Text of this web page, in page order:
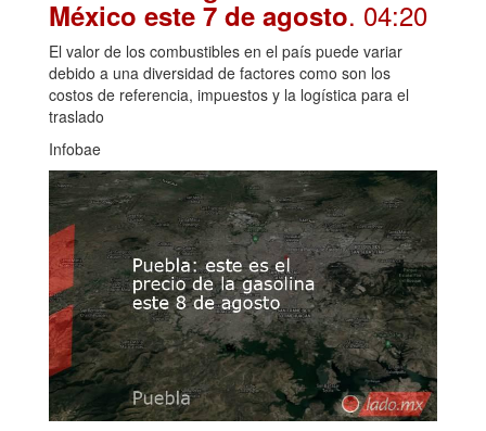
México este 7 de agosto. 04:20
El valor de los combustibles en el país puede variar
debido a una diversidad de factores como son los
costos de referencia, impuestos y la logística para el
traslado
Infobae